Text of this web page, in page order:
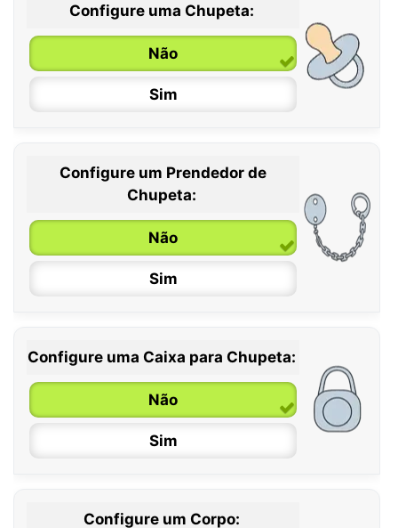
Configure uma Chupeta:
Não
Sim
0 / 6 meses
6 / 36 meses
Configure um Prendedor de
Chupeta:
Não
Sim
Configure uma Caixa para Chupeta:
Não
Sim
Configure um Corpo: